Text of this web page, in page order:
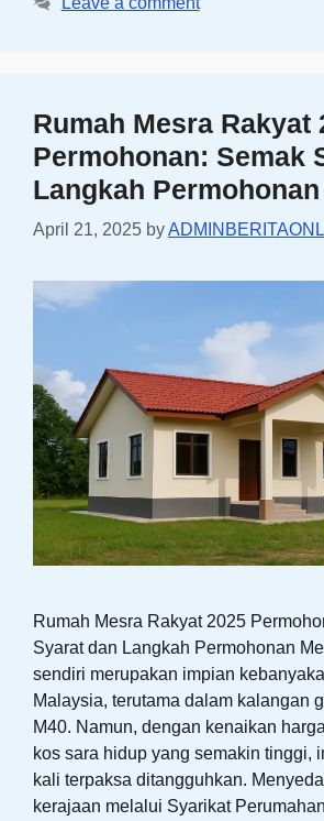
Rumah Mesra Rakyat
Permohonan: Semak
Langkah Permohonan
April 21, 2025 by
Rumah Mesra Rakyat 2025
Syarat dan Langkah Permohonan
sendiri merupakan impian
Malaysia, terutama dalam kalangan
M40. Namun, dengan kenaikan
kos sara hidup yang semakin tinggi,
kali terpaksa ditangguhkan.
kerajaan melalui Syarikat